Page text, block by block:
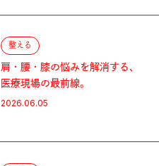
整える
肩・腰・膝の悩みを解消する、
医療現場の最前線。
2026.06.05